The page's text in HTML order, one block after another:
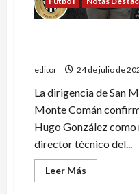
editor 24 de julio de
La dirigencia de San
Monte Comán
Hugo González como
director técnico del...
Leer Más
más